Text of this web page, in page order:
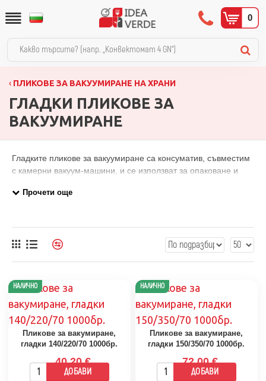
0
ПЛИКОВЕ ЗА ВАКУУМИРАНЕ НА ХРАНИ
ГЛАДКИ ПЛИКОВЕ ЗА
ВАКУУМИРАНЕ
Гладките пликове за вакуумиране са консуматив, съвместим
с камерни вакуум-машини, и се използват за опаковане и
в ресторанти, месарници и хранителни производства. В
характерна за камерните машини за разлика от
машина се свържете с нас.
НАЛИЧНО
Пликове за вакумиране,
гладки 140/220/70 1000бр.
40.20 €
ДОБАВИ
НАЛИЧНО
Пликове за вакумиране,
гладки 150/350/70 1000бр.
72.00 €
ДОБАВИ